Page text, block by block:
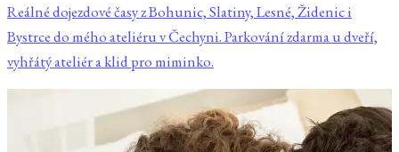
Reálné dojezdové časy z Bohunic, Slatiny, Lesné, Židenic i
Bystrce do mého ateliéru v Čechyni. Parkování zdarma u dveří,
vyhřátý ateliér a klid pro miminko.